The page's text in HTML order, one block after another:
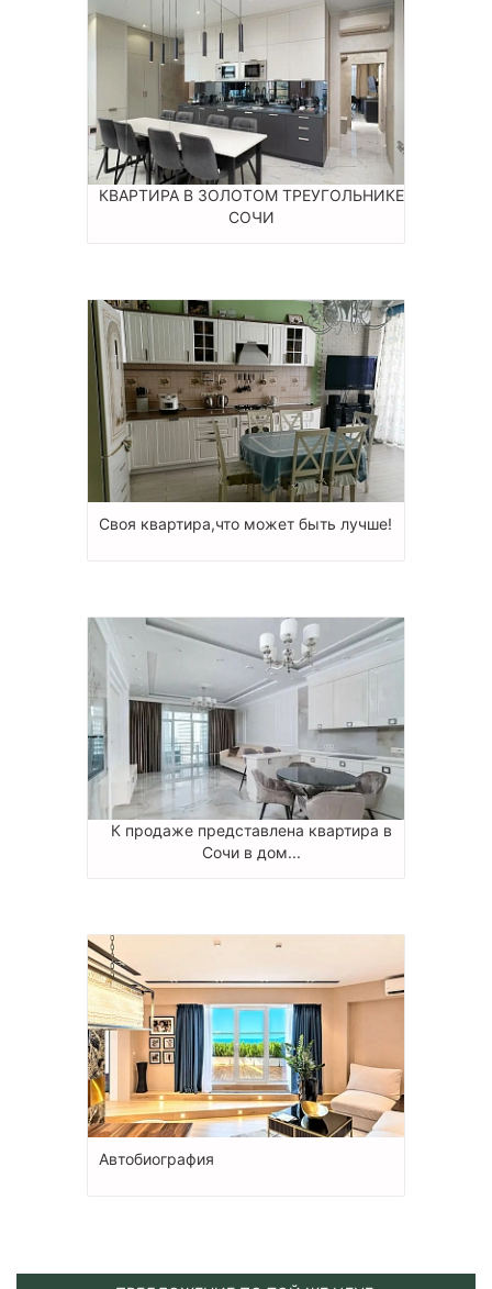
КВАРТИРА В ЗОЛОТОМ ТРЕУГОЛЬНИКЕ
СОЧИ
Своя квартира,что может быть лучше!
К продаже представлена квартира в
Сочи в дом...
Автобиография